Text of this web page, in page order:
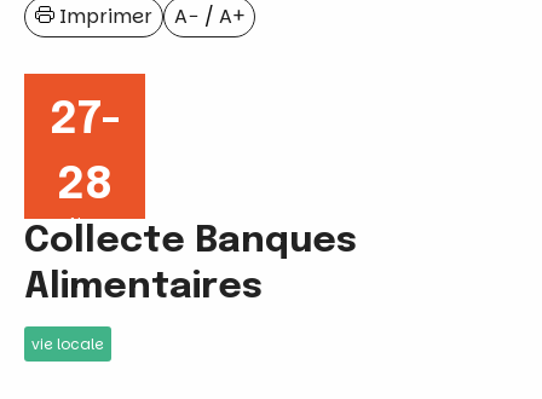
A− / A+
Imprimer
27-
28
Nov
Collecte Banques
Alimentaires
vie locale